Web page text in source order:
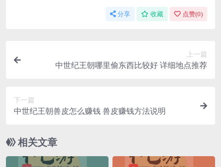
分享 收藏 点赞(0)
上一篇
中世纪王朝哪里偷东西比较好 详细地点推荐
下一篇
中世纪王朝兽皮怎么赚钱 兽皮赚钱方法说明
相关文章